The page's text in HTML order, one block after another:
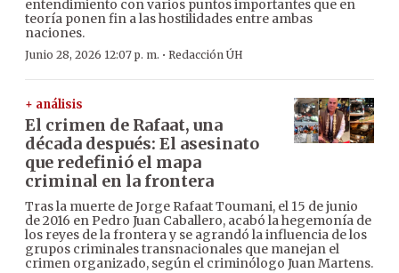
entendimiento con varios puntos importantes que en
teoría ponen fin a las hostilidades entre ambas
naciones.
Junio 28, 2026 12:07 p. m. · Redacción ÚH
+ análisis
El crimen de Rafaat, una
década después: El asesinato
que redefinió el mapa
criminal en la frontera
Tras la muerte de Jorge Rafaat Toumani, el 15 de junio
de 2016 en Pedro Juan Caballero, acabó la hegemonía de
los reyes de la frontera y se agrandó la influencia de los
grupos criminales transnacionales que manejan el
crimen organizado, según el criminólogo Juan Martens.